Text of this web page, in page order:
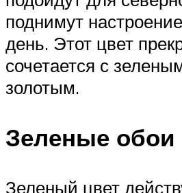
поднимут
день. Этот цвет
сочетается с
золотым.
Зеленые обои
Зеленый цвет